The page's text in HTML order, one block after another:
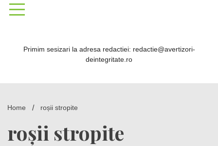
Skip
Primim sesizari la adresa redactiei: redactie@avertizori-
deintegritate.ro
Home roșii stropite
roșii stropite